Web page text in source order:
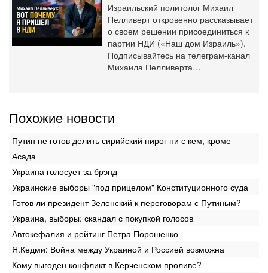
Израильский политолог Михаил
Пелливерт откровенно рассказывает
о своем решении присоединиться к
партии НДИ («Наш дом Израиль»).
Подписывайтесь на телеграм-канал
Михаила Пелливерта…
Похожие новости
Путин не готов делить сирийский пирог ни с кем, кроме
Асада
Украина голосует за брэнд
Украинские выборы "под прицелом" Конституционного суда
Готов ли президент Зеленский к переговорам с Путиным?
Украина, выборы: скандал с покупкой голосов
Автокефалия и рейтинг Петра Порошенко
Я.Кедми: Война между Украиной и Россией возможна
Кому выгоден конфликт в Керченском проливе?